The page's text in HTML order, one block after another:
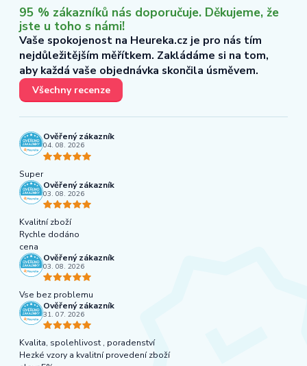
95 % zákazníků nás doporučuje. Děkujeme, že
jste u toho s námi!
Vaše spokojenost na Heureka.cz je pro nás tím
nejdůležitějším měřítkem. Zakládáme si na tom,
aby každá vaše objednávka skončila úsměvem.
Všechny recenze
Ověřený zákazník
04. 08. 2026
Super
Ověřený zákazník
03. 08. 2026
Kvalitní zboží
Rychle dodáno
cena
Ověřený zákazník
03. 08. 2026
Vse bez problemu
Ověřený zákazník
31. 07. 2026
Kvalita, spolehlivost , poradenství
Hezké vzory a kvalitní provedení zboží